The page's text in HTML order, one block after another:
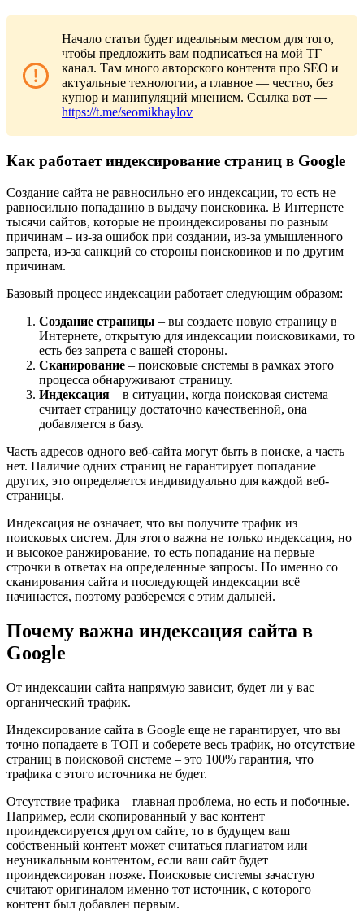
Начало статьи будет идеальным местом для того,
чтобы предложить вам подписаться на мой ТГ
канал. Там много авторского контента про SEO и
актуальные технологии, а главное — честно, без
купюр и манипуляций мнением. Ссылка вот —
https://t.me/seomikhaylov
Как работает индексирование страниц в Google
Создание сайта не равносильно его индексации, то есть не
равносильно попаданию в выдачу поисковика. В Интернете
тысячи сайтов, которые не проиндексированы по разным
причинам – из-за ошибок при создании, из-за умышленного
запрета, из-за санкций со стороны поисковиков и по другим
причинам.
Базовый процесс индексации работает следующим образом:
Создание страницы – вы создаете новую страницу в
Интернете, открытую для индексации поисковиками, то
есть без запрета с вашей стороны.
Сканирование – поисковые системы в рамках этого
процесса обнаруживают страницу.
Индексация – в ситуации, когда поисковая система
считает страницу достаточно качественной, она
добавляется в базу.
Часть адресов одного веб-сайта могут быть в поиске, а часть
нет. Наличие одних страниц не гарантирует попадание
других, это определяется индивидуально для каждой веб-
страницы.
Индексация не означает, что вы получите трафик из
поисковых систем. Для этого важна не только индексация, но
и высокое ранжирование, то есть попадание на первые
строчки в ответах на определенные запросы. Но именно со
сканирования сайта и последующей индексации всё
начинается, поэтому разберемся с этим дальней.
Почему важна индексация сайта в
Google
От индексации сайта напрямую зависит, будет ли у вас
органический трафик.
Индексирование сайта в Google еще не гарантирует, что вы
точно попадаете в ТОП и соберете весь трафик, но отсутствие
страниц в поисковой системе – это 100% гарантия, что
трафика с этого источника не будет.
Отсутствие трафика – главная проблема, но есть и побочные.
Например, если скопированный у вас контент
проиндексируется другом сайте, то в будущем ваш
собственный контент может считаться плагиатом или
неуникальным контентом, если ваш сайт будет
проиндексирован позже. Поисковые системы зачастую
считают оригиналом именно тот источник, с которого
контент был добавлен первым.